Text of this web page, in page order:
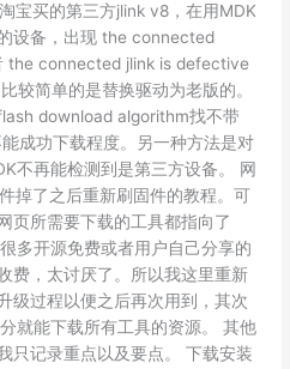
宝买的第三方jlink v8，在用MDK
设备，出现 the connected
the connected jlink is defective
较简单的是替换驱动为老版的。
download algorithm找不带
成功下载程度。另一种方法是对
不再能检测到是第三方设备。 网
掉了之后重新刷固件的教程。可
页所需要下载的工具都指向了
多开源免费或者用户自己分享的
费，太讨厌了。所以我这里重新
级过程以便之后再次用到，其次
就能下载所有工具的资源。 其他
只记录重点以及要点。 下载安装